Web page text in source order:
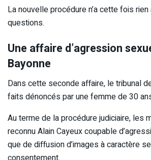
La nouvelle procédure n’a cette fois
questions.
Une affaire d’agression
Bayonne
Dans cette seconde affaire, le tribunal
faits dénoncés par une femme de 30
Au terme de la procédure judiciaire, les
reconnu Alain Cayeux coupable
que de diffusion d’images à caractère